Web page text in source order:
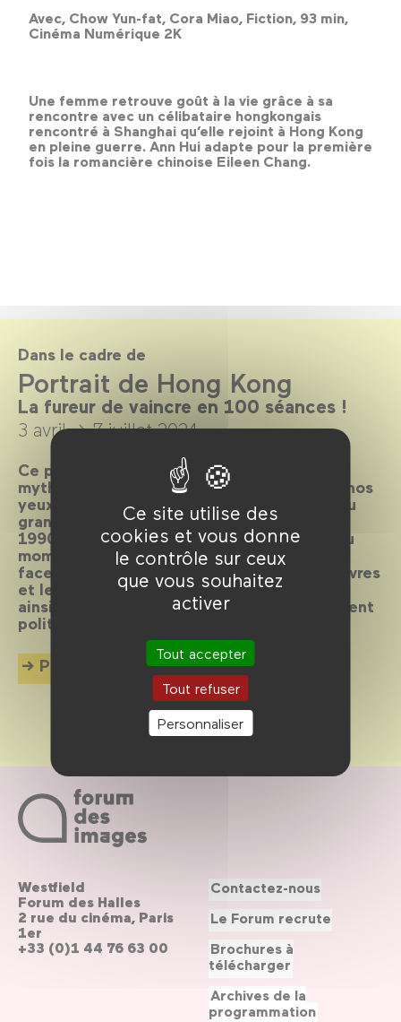
Ce site utilise des
cookies et vous donne
le contrôle sur ceux
que vous souhaitez
activer
Tout accepter
Tout refuser
Personnaliser
Avec, Chow Yun-fat, Cora Miao, Fiction, 93 min,
Cinéma Numérique 2K
Une femme retrouve goût à la vie grâce à sa
rencontre avec un célibataire hongkongais
rencontré à Shanghai qu’elle rejoint à Hong Kong
en pleine guerre. Ann Hui adapte pour la première
fois la romancière chinoise Eileen Chang.
Dans le cadre de
Portrait de Hong Kong
La fureur de vaincre en 100 séances !
3 avril → 7 juillet 2024
Ce portrait de Hong Kong célèbre la
mythologie d’un cinéma qui a disparu sous nos
yeux (avec plusieurs âges d’or, dont celui du
grand cinéma d’action des années 1980-
1990) et témoigne des enjeux politiques du
moment, sur place ou à travers la diaspora,
face aux censures qui s’exercent sur les œuvres
et les artistes. Ce programme fait
ainsi dialoguer passé mythologique et présent
politique.
Plus d'info
Westfield
Forum des Halles
2 rue du cinéma, Paris
1er
+33 (0)1 44 76 63 00
Contactez-nous
Le Forum recrute
Brochures à
télécharger
Archives de la
programmation